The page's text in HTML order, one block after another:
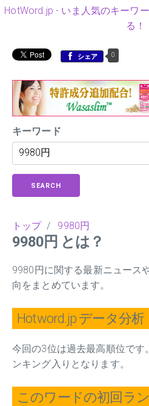
HotWord.jp - いま人気のキーワ
る！
シェア 0
キーワード
SEARCH
トップ/ 9980円
9980円 とは？
9980円に関する最新ニュース
向をまとめています。
Hotword.jp データ分析
今回の3位は過去最高順位です
ンキング入りとなります。
このワードの初回ラ